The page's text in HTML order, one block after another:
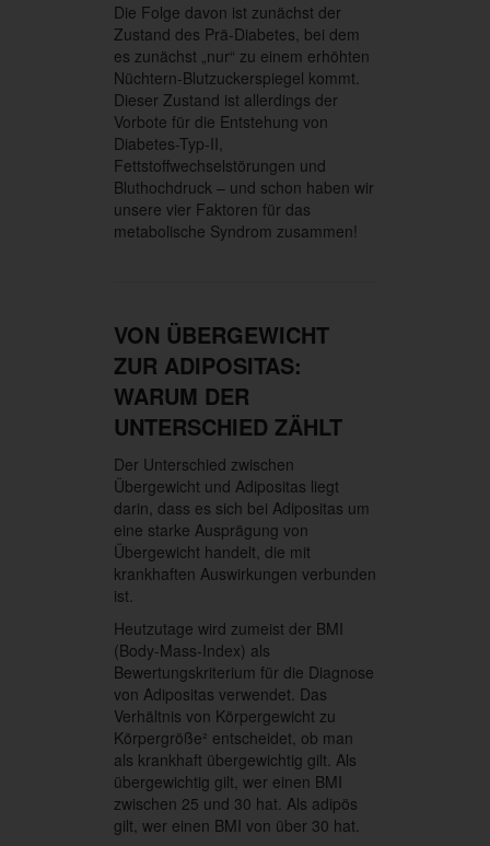
Die Folge davon ist zunächst der
Zustand des Prä-Diabetes, bei dem
es zunächst „nur“ zu einem erhöhten
Nüchtern-Blutzuckerspiegel kommt.
Dieser Zustand ist allerdings der
Vorbote für die Entstehung von
Diabetes-Typ-II,
Fettstoffwechselstörungen und
Bluthochdruck – und schon haben wir
unsere vier Faktoren für das
metabolische Syndrom zusammen!
VON ÜBERGEWICHT
ZUR ADIPOSITAS:
WARUM DER
UNTERSCHIED ZÄHLT
Der Unterschied zwischen
Übergewicht und Adipositas liegt
darin, dass es sich bei Adipositas um
eine starke Ausprägung von
Übergewicht handelt, die mit
krankhaften Auswirkungen verbunden
ist.
Heutzutage wird zumeist der BMI
(Body-Mass-Index) als
Bewertungskriterium für die Diagnose
von Adipositas verwendet. Das
Verhältnis von Körpergewicht zu
Körpergröße² entscheidet, ob man
als krankhaft übergewichtig gilt. Als
übergewichtig gilt, wer einen BMI
zwischen 25 und 30 hat. Als adipös
gilt, wer einen BMI von über 30 hat.